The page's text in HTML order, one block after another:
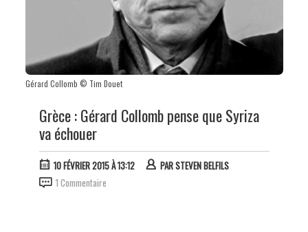
Gérard Collomb © Tim Douet
Grèce : Gérard Collomb pense que Syriza
va échouer
10 FÉVRIER 2015 À 13:12 PARSTEVEN BELFILS
1 Commentaire